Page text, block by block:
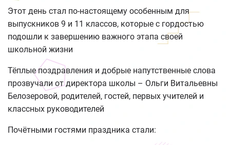
Этот день стал по-настоящему особенным для
выпускников 9 и 11 классов, которые с гордостью
подошли к завершению важного этапа своей
школьной жизни
Тёплые поздравления и добрые напутственные слова
прозвучали от директора школы – Ольги Витальевны
Белозеровой, родителей, гостей, первых учителей и
классных руководителей
Почётными гостями праздника стали: